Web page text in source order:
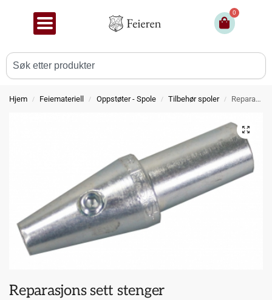
0
Hjem / Feiemateriell / Oppstøter - Spole / Tilbehør spoler / Reparasjons sett stenger
Reparasjons sett stenger